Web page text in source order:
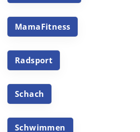
MamaFitness
Radsport
Schach
Schwimmen